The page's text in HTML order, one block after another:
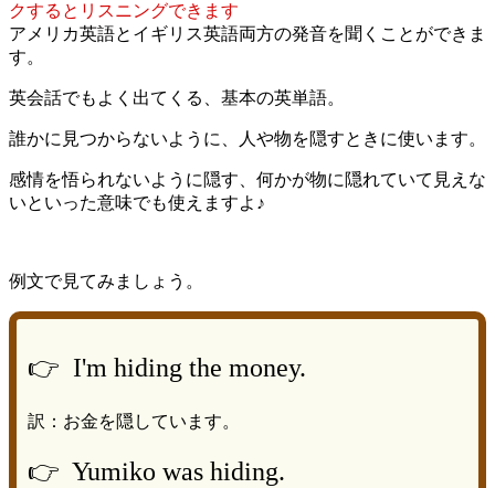
クするとリスニングできます
アメリカ英語とイギリス英語両方の発音を聞くことができま
す。
英会話でもよく出てくる、基本の英単語。
誰かに見つからないように、人や物を隠すときに使います。
感情を悟られないように隠す、何かが物に隠れていて見えな
いといった意味でも使えますよ♪
例文で見てみましょう。
👉 I'm hiding the money.
訳：お金を隠しています。
👉 Yumiko was hiding.